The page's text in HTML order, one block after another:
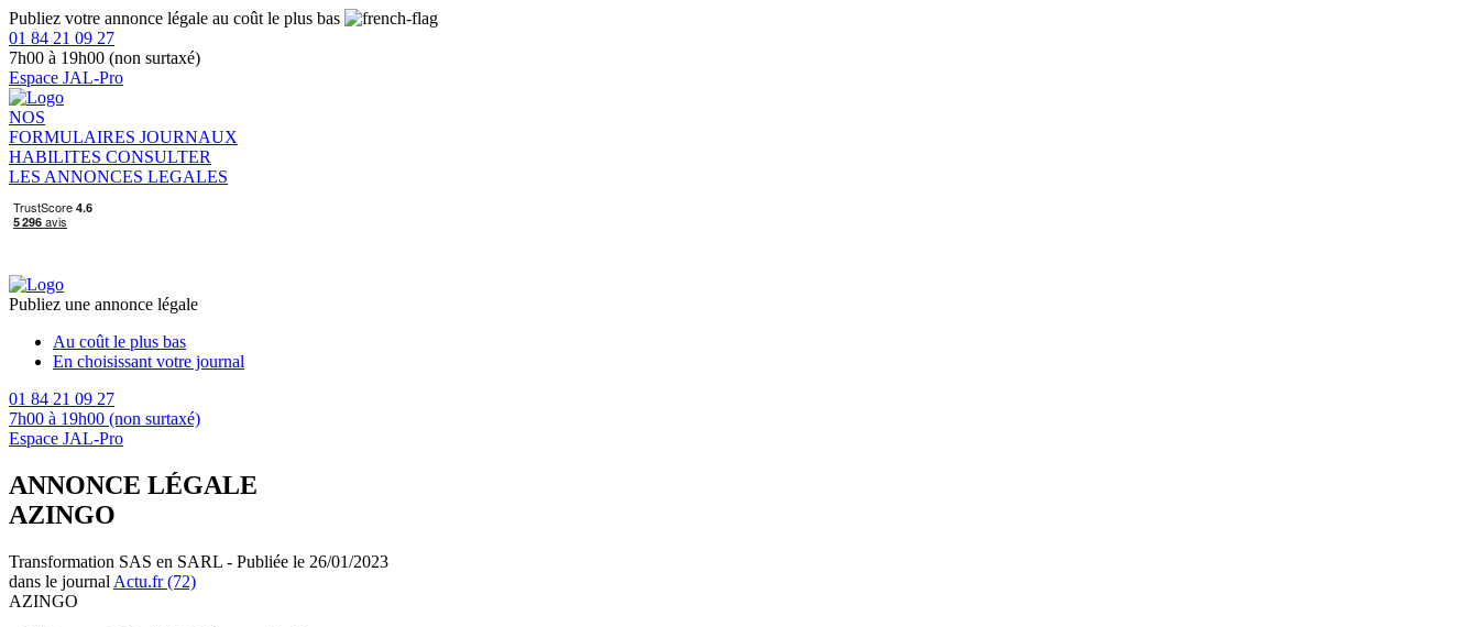
Publiez votre annonce légale au coût le plus bas
01 84 21 09 27
7h00 à 19h00 (non surtaxé)
Espace JAL-Pro
NOS
FORMULAIRES JOURNAUX
HABILITES CONSULTER
LES ANNONCES LEGALES
Publiez une annonce légale
Au coût le plus bas
En choisissant votre journal
01 84 21 09 27
7h00 à 19h00 (non surtaxé)
Espace JAL-Pro
ANNONCE LÉGALE
AZINGO
Transformation SAS en SARL - Publiée le 26/01/2023
dans le journal Actu.fr (72)
AZINGO